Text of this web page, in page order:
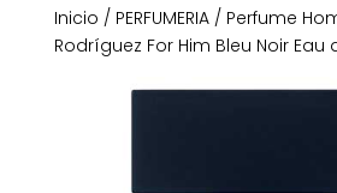
Inicio / PERFUMERIA/ Perfume
Rodríguez For Him Bleu Noir Eau